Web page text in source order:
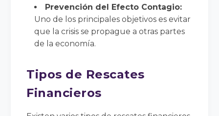
Prevención del Efecto Contagio:
Uno de los principales objetivos es evitar
que la crisis se propague a otras partes
de la economía.
Tipos de Rescates
Financieros